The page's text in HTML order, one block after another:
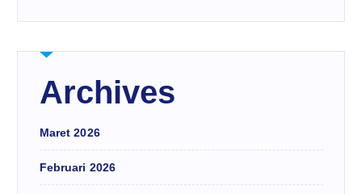
Archives
Maret 2026
Februari 2026